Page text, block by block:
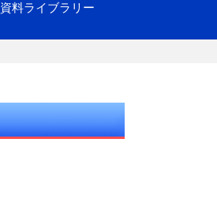
資料ライブラリー